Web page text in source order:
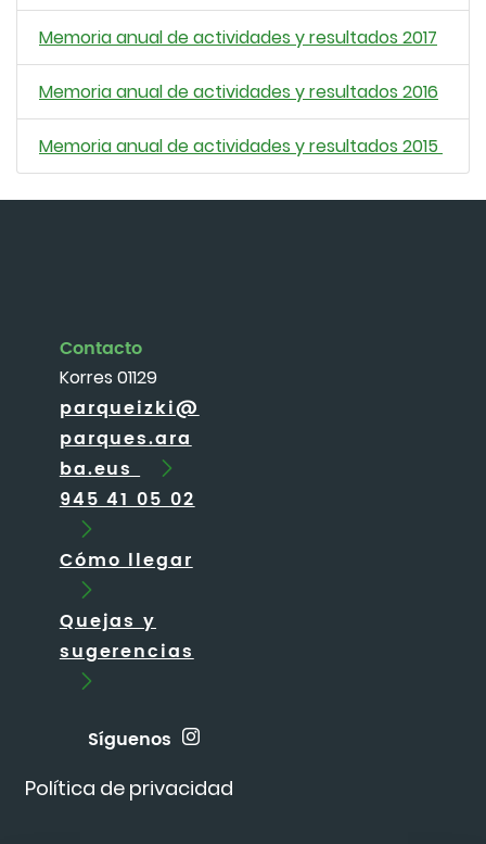
Memoria anual de actividades y resultados 2017
Memoria anual de actividades y resultados 2016
Memoria anual de actividades y resultados 2015
Política de privacidad
Contacto
Korres 01129
parqueizki@
parques.ara
ba.eus
945 41 05 02
Cómo llegar
Quejas y
sugerencias
Síguenos